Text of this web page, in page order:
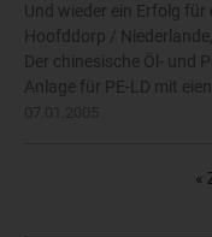
Und wieder ein Erfolg für
Hoofddorp /
Der chinesische Öl- und
Anlage für PE-LD mit
«